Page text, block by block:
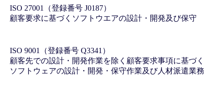
ISO 27001（登録番号 J0187）
顧客要求に基づくソフトウエアの設計・開発及び保守
ISO 9001（登録番号 Q3341）
顧客先での設計・開発作業を除く顧客要求事項に基づく
ソフトウェアの設計・開発・保守作業及び人材派遣業務